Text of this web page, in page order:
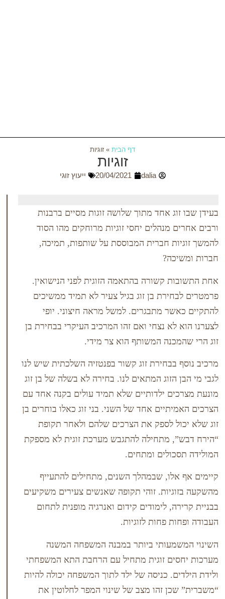
20/04/2021 ייעוץ זוגי
אחד מתוך שלושה זוגות מסיים ברבנות
מנהלים יחסי זוגיות מרוחקים מהו הסוד
חברית המבוססת על שותפות, תמיכה,
קשורה בהתאמה הזוגית לפני הנישואין.
בן זוג בגיל צעיר לא תמיד ממשיכים
מתבגרים. למשל מראה חיצוני. יופי
נצחי ואם זהו המרכיב העיקרי בבחירת בן
המשותף הוא צר מידי.
זוג קשור בפנטזיה השלכתית שיש לנו
המתאים לנו. בחירה לא בשלה של בן זוג
ילדותיים שלא תמיד עולים בקנה אחד עם
אחד של השני. בני זוג כאלו בוחרים בן
לספק את הצרכים שלהם ולאחר תקופת
מתחילה להתגבש מערכת זוגית לא מספקת
ומתחים.
שבמהלך השנים, מתחילים להתעייף
זוהי תקופה שאנשים צעירים משקיעים
לימודים קידום ואנרגיה מופנית לתחום
פחות לזוגיות.
ביותר במבנה המשפחה המשנה
זוגית מתחיל עם הרחבת התא המשפחתי
כניסה של ילד לתוך המשפחה יכולה להיות
זהו מצב של שינוי המפר לחלוטין את